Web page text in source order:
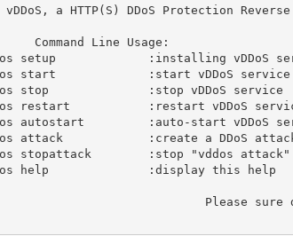
vDDoS, a HTTP(S) DDoS Protection
start
             :
start vDDoS service
stop
              :
stop vDDoS service
vddos autostart         :
auto - start vDDoS
vddos attack            :
create a DDoS
vddos stopattack        :
stop "vddos attack"
help
              :display this
help